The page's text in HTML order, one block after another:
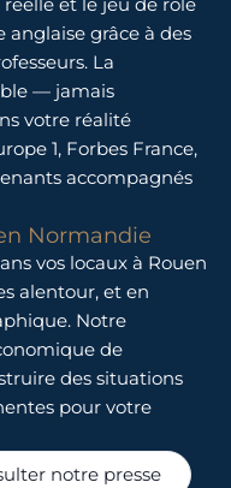
réelle et le jeu de rôle
anglaise grâce à des
La
— jamais
votre réalité
1, Forbes France,
accompagnés
Normandie
vos locaux à Rouen
alentour, et en
Notre
de
des situations
pour votre
notre presse